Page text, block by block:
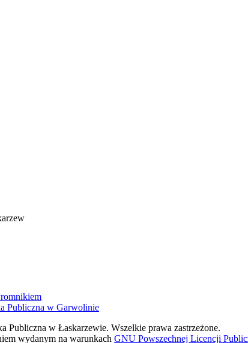
Publiczna w Garwolinie
w Łaskarzewie. Wszelkie prawa zastrzeżone.
wydanym na warunkach GNU Powszechnej Licencji